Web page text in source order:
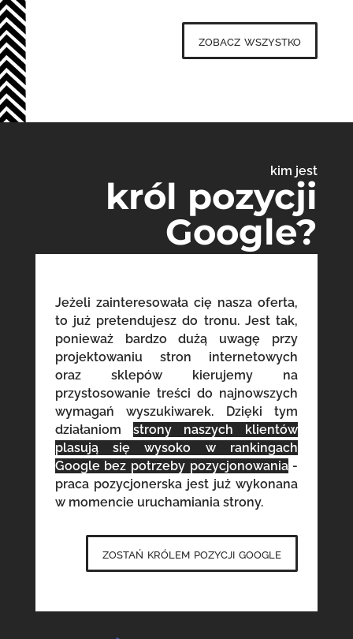
zobacz wszystko
kim jest
król pozycji
Google?
Jeżeli zainteresowała cię nasza oferta,
to już pretendujesz do tronu. Jest tak,
ponieważ bardzo dużą uwagę przy
projektowaniu stron internetowych
oraz sklepów kierujemy na
przystosowanie treści do najnowszych
wymagań wyszukiwarek. Dzięki tym
działaniom strony naszych klientów
plasują się wysoko w rankingach
Google bez potrzeby pozycjonowania-
praca pozycjonerska jest już wykonana
w momencie uruchamiania strony.
zostań królem pozycji google